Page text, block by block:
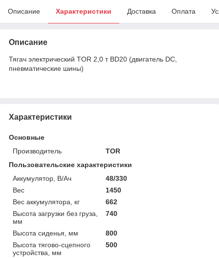
Описание Характеристики Доставка Оплата
Описание
Тягач электрический TOR 2,0 т BD20 (двигатель DC,
пневматические шины)
Характеристики
Основные
Производитель
TOR
Пользовательские характеристики
Аккумулятор, В/Ач
48/330
Вес
1450
Вес аккумулятора, кг
662
Высота загрузки без груза,
мм
740
Высота сиденья, мм
800
Высота тягово-сцепного
устройства, мм
500